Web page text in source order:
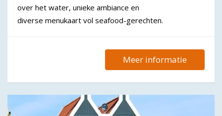
over het water, unieke ambiance en
diverse menukaart vol seafood-gerechten.
Meer informatie